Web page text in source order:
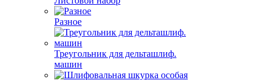
Разное
Треугольник для дельташлиф.
машин